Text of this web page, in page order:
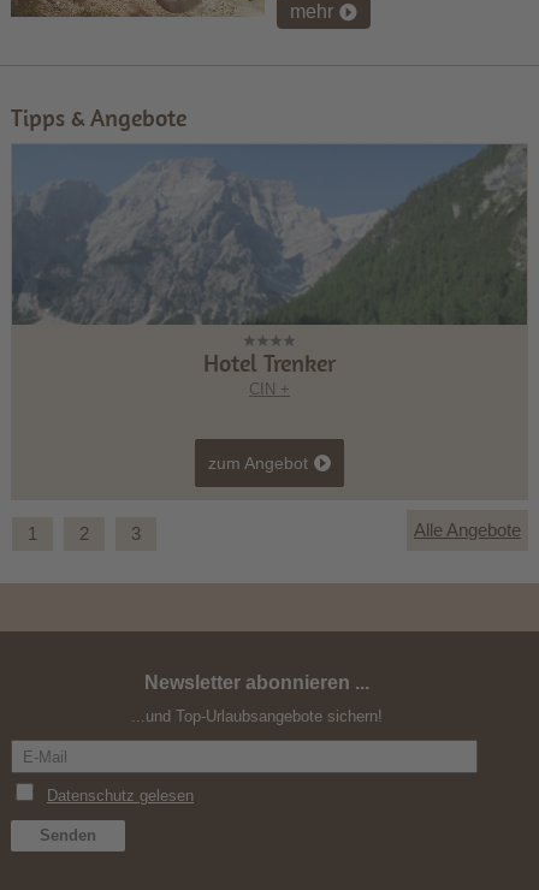
mehr
Tipps & Angebote
Hotel Trenker
CIN +
Spätsommer-Wochen 6+1
zum Angebot
1 2 3 Alle Angebote
Newsletter abonnieren ...
...und Top-Urlaubsangebote sichern!